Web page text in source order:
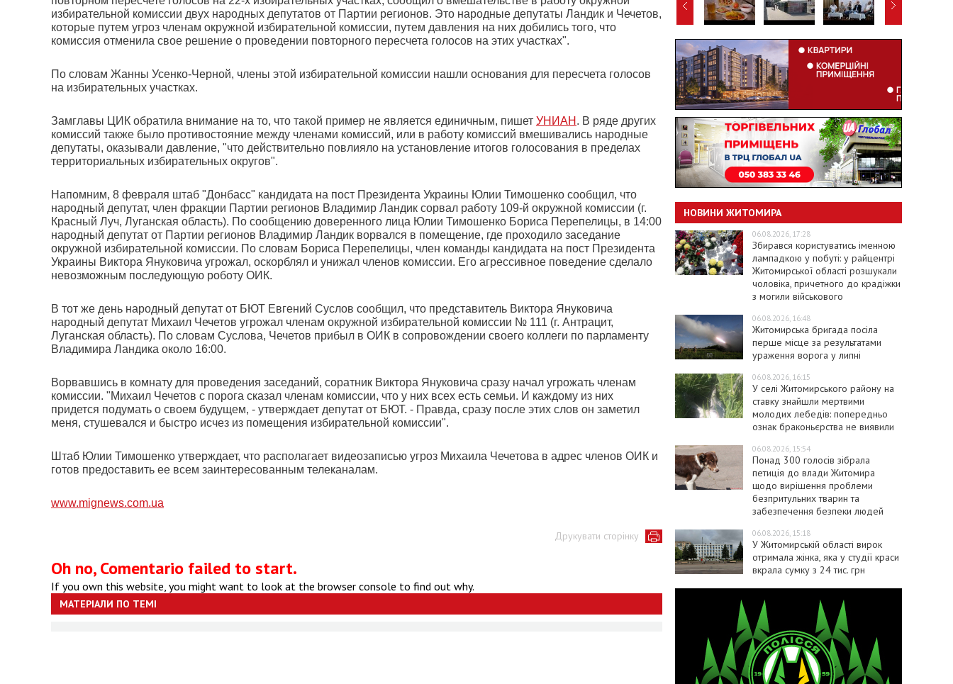
избирательной комиссии двух народных депутатов от Партии регионов. Это народные депутаты Ландик и Чечетов,
которые путем угроз членам окружной избирательной комиссии, путем давления на них добились того, что
комиссия отменила свое решение о проведении повторного пересчета голосов на этих участках".
По словам Жанны Усенко-Черной, члены этой избирательной комиссии нашли основания для пересчета голосов
на избирательных участках.
Замглавы ЦИК обратила внимание на то, что такой пример не является единичным, пишет УНИАН . В ряде других
комиссий также было противостояние между членами комиссий, или в работу комиссий вмешивались народные
депутаты, оказывали давление, "что действительно повлияло на установление итогов голосования в пределах
территориальных избирательных округов".
Напомним, 8 февраля штаб "Донбасс" кандидата на пост Президента Украины Юлии Тимошенко сообщил, что
народный депутат, член фракции Партии регионов Владимир Ландик сорвал работу 109-й окружной комиссии (г.
Красный Луч, Луганская область). По сообщению доверенного лица Юлии Тимошенко Бориса Перепелицы, в 14:00
народный депутат от Партии регионов Владимир Ландик ворвался в помещение, где проходило заседание
окружной избирательной комиссии. По словам Бориса Перепелицы, член команды кандидата на пост Президента
Украины Виктора Януковича угрожал, оскорблял и унижал членов комиссии. Его агрессивное поведение сделало
невозможным последующую роботу ОИК.
В тот же день народный депутат от БЮТ Евгений Суслов сообщил, что представитель Виктора Януковича
народный депутат Михаил Чечетов угрожал членам окружной избирательной комиссии № 111 (г. Антрацит,
Луганская область). По словам Суслова, Чечетов прибыл в ОИК в сопровождении своего коллеги по парламенту
Владимира Ландика около 16:00.
Ворвавшись в комнату для проведения заседаний, соратник Виктора Януковича сразу начал угрожать членам
комиссии. "Михаил Чечетов с порога сказал членам комиссии, что у них всех есть семьи. И каждому из них
придется подумать о своем будущем, - утверждает депутат от БЮТ. - Правда, сразу после этих слов он заметил
меня, стушевался и быстро исчез из помещения избирательной комиссии".
Штаб Юлии Тимошенко утверждает, что располагает видеозаписью угроз Михаила Чечетова в адрес членов ОИК и
готов предоставить ее всем заинтересованным телеканалам.
www.mignews.com.ua
Друкувати сторінку
Oh no, Comentario failed to start.
If you own this website, you might want to look at the browser console to find out why.
МАТЕРІАЛИ ПО ТЕМІ
НОВИНИ ЖИТОМИРА
06.08.2026, 17:28
Збирався користуватись іменною
лампадкою у побуті: у райцентрі
Житомирської області розшукали
чоловіка, причетного до крадіжки
з могили військового
06.08.2026, 16:48
Житомирська бригада посіла
перше місце за результатами
ураження ворога у липні
06.08.2026, 16:15
У селі Житомирського району на
ставку знайшли мертвими
молодих лебедів: попередньо
ознак браконьєрства не виявили
06.08.2026, 15:54
Понад 300 голосів зібрала
петиція до влади Житомира
щодо вирішення проблеми
безпритульних тварин та
забезпечення безпеки людей
06.08.2026, 15:18
У Житомирській області вирок
отримала жінка, яка у студії краси
вкрала сумку з 24 тис. грн